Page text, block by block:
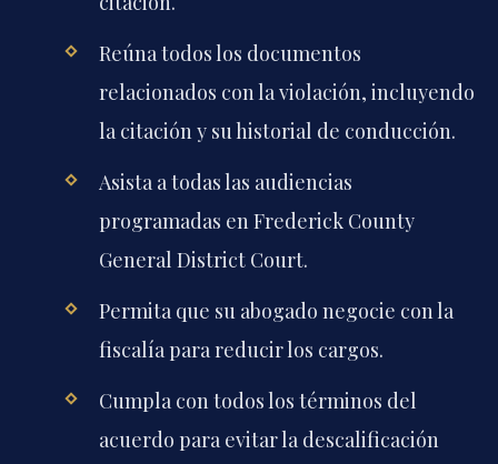
Reúna todos los documentos
relacionados con la violación, incluyendo
la citación y su historial de conducción.
Asista a todas las audiencias
programadas en Frederick County
General District Court.
Permita que su abogado negocie con la
fiscalía para reducir los cargos.
Cumpla con todos los términos del
acuerdo para evitar la descalificación